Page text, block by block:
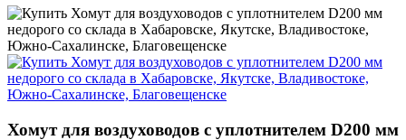
Хомут для воздуховодов с уплотнителем D200 мм